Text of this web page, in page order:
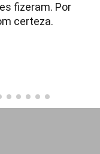
fizeram. Por
certeza.